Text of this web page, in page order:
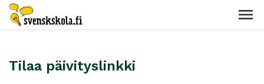
Tilaa päivityslinkki